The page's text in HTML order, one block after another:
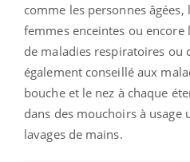
comme les personnes
femmes enceintes ou
de maladies respiratoires ou
également conseillé aux
bouche et le nez à chaque
dans des mouchoirs à
lavages de mains.